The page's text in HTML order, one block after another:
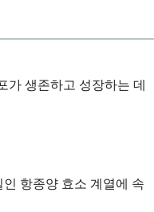
생존하고 성장하는 데
항종양 효소 계열에 속